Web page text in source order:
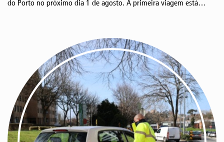
do Porto no próximo dia 1 de agosto. A primeira viagem está